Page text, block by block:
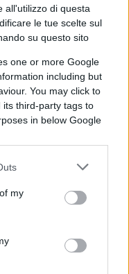
all'utilizzo di questa
le tue scelte sul
su questo sito
one or more Google
including but
You may click to
third-party tags to
in below Google
my
Cruciani. Il discorso di
VIsualizza le risposte
con quelle
ma tu
l indifendibile, ma
di casa (ultimo
tu li critichi?